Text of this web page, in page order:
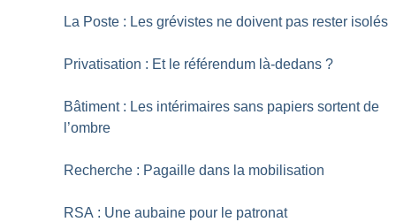
La Poste : Les grévistes ne doivent pas rester isolés
Privatisation : Et le référendum là-dedans ?
Bâtiment : Les intérimaires sans papiers sortent de
l’ombre
Recherche : Pagaille dans la mobilisation
RSA : Une aubaine pour le patronat